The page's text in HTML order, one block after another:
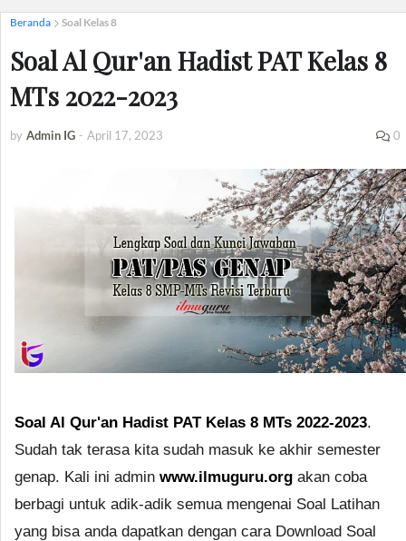
Beranda Soal Kelas 8
Soal Al Qur'an Hadist PAT Kelas 8
MTs 2022-2023
by Admin IG - April 17, 2023 0
Soal Al Qur'an Hadist PAT Kelas 8 MTs 2022-2023.
Sudah tak terasa kita sudah masuk ke akhir semester
genap. Kali ini admin www.ilmuguru.org akan coba
berbagi untuk adik-adik semua mengenai Soal Latihan
yang bisa anda dapatkan dengan cara Download Soal